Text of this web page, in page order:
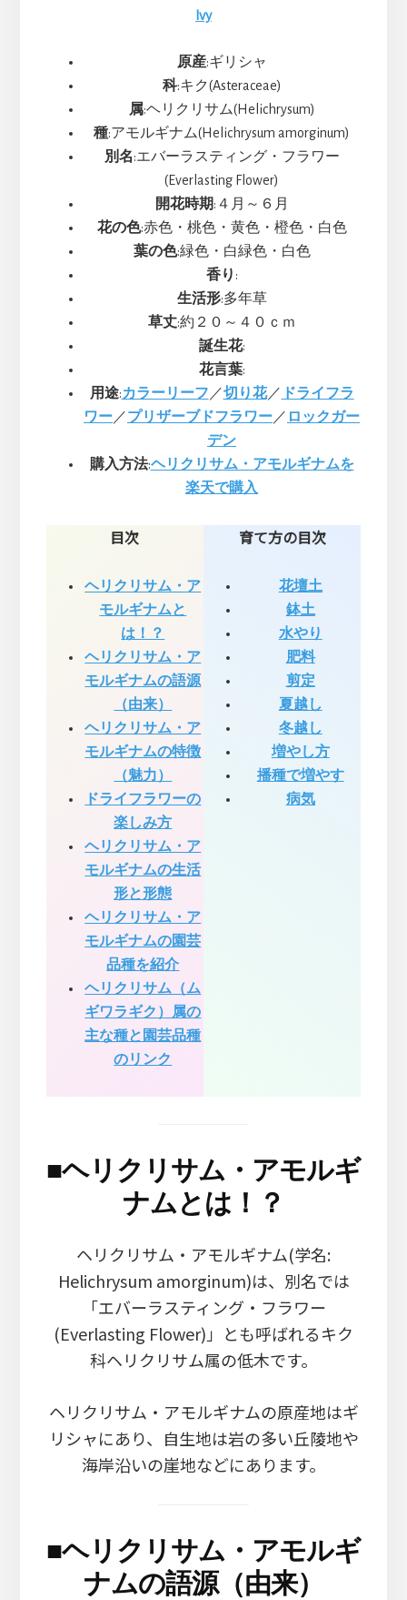
Ivy
原産:ギリシャ
科:キク(Asteraceae)
属:ヘリクリサム(Helichrysum)
種:アモルギナム(Helichrysum amorginum)
別名:エバーラスティング・フラワー
(Everlasting Flower)
開花時期:４月～６月
花の色:赤色・桃色・黄色・橙色・白色
葉の色:緑色・白緑色・白色
香り :
生活形:多年草
草丈:約２０～４０ｃｍ
誕生花:
花言葉:
用途:カラーリーフ ／切り花／ ドライフラ
ワー ／プリザーブドフラワー ／ ロックガー
デン
購入方法:ヘリクリサム・アモルギナムを
楽天で購入
目次
ヘリクリサム・ア
モルギナムと
は！？
ヘリクリサム・ア
モルギナムの語源
（由来）
ヘリクリサム・ア
モルギナムの特徴
（魅力）
ドライフラワーの
楽しみ方
ヘリクリサム・ア
モルギナムの生活
形と形態
ヘリクリサム・ア
モルギナムの園芸
品種を紹介
ヘリクリサム（ム
ギワラギク）属の
主な種と園芸品種
のリンク
育て方の目次
花壇土
鉢土
水やり
肥料
剪定
夏越し
冬越し
増やし方
播種で増やす
病気
■ヘリクリサム・アモルギ
ナムとは！？
ヘリクリサム・アモルギナム(学名:
Helichrysum amorginum)は、別名では
「エバーラスティング・フラワー
(Everlasting Flower)」とも呼ばれるキク
科ヘリクリサム属の低木です。
ヘリクリサム・アモルギナムの原産地はギ
リシャにあり、自生地は岩の多い丘陵地や
海岸沿いの崖地などにあります。
■ヘリクリサム・アモルギ
ナムの語源（由来）